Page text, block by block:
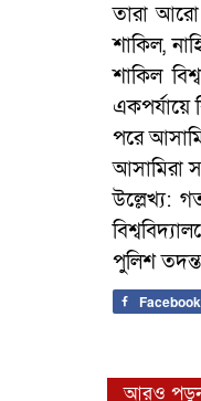
তারা আরো
শাকিল,
শাকিল
পরে
আসামিরা
উল্লেখ্য:
পুলিশ
Facebook
আরও